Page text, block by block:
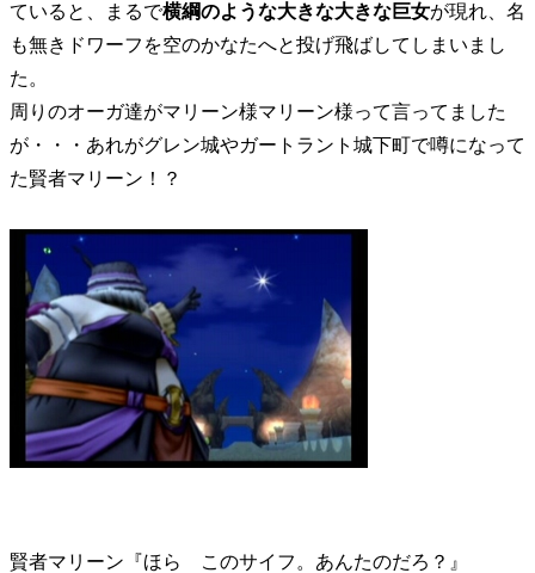
ていると、まるで横綱のような大きな大きな巨女が現れ、名
も無きドワーフを空のかなたへと投げ飛ばしてしまいまし
た。
周りのオーガ達がマリーン様マリーン様って言ってました
が・・・あれがグレン城やガートラント城下町で噂になって
た賢者マリーン！？
賢者マリーン『ほら このサイフ。あんたのだろ？』